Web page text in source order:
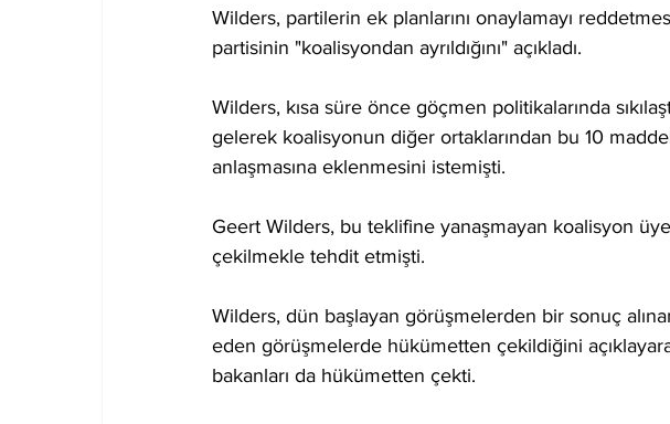
Wilders, partilerin ek planlarını onaylamayı
partisinin "koalisyondan ayrıldığını" açıkladı.
Wilders, kısa süre önce göçmen politikalarında
gelerek koalisyonun diğer ortaklarından bu 10
anlaşmasına eklenmesini istemişti.
Geert Wilders, bu teklifine yanaşmayan koalisyon
çekilmekle tehdit etmişti.
Wilders, dün başlayan görüşmelerden bir sonuç
eden görüşmelerde hükümetten çekildiğini
bakanları da hükümetten çekti.